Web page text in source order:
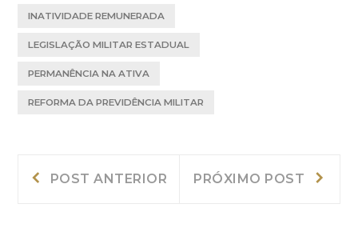
INATIVIDADE REMUNERADA
LEGISLAÇÃO MILITAR ESTADUAL
PERMANÊNCIA NA ATIVA
REFORMA DA PREVIDÊNCIA MILITAR
Navegação
POST ANTERIOR
Anterior:
PRÓXIMO POST